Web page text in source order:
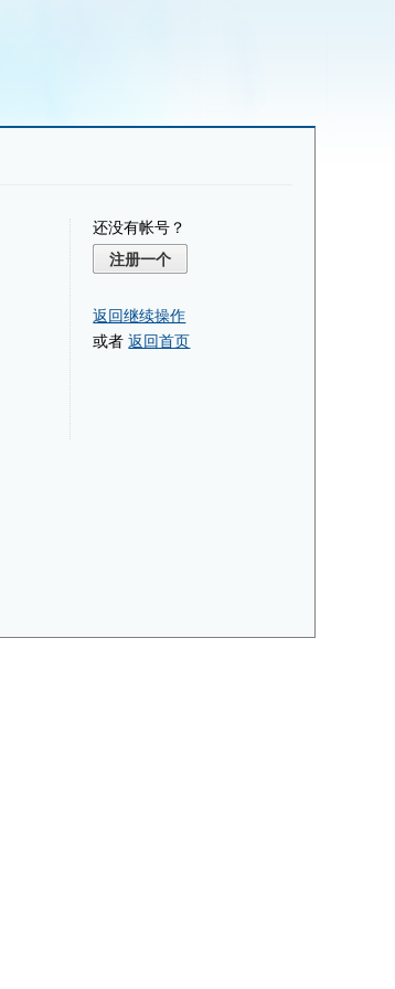
还没有帐号？
注册一个
返回继续操作
或者返回首页